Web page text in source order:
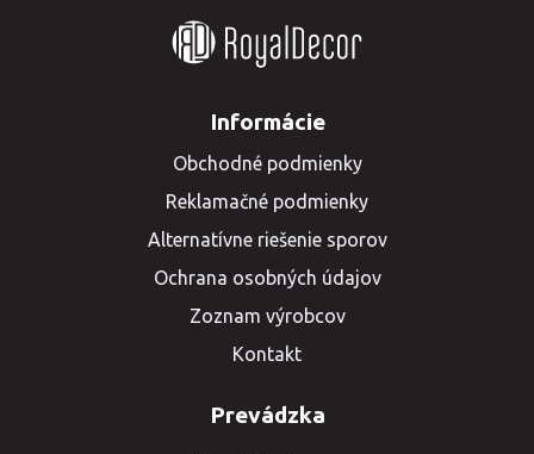
Informácie
Obchodné podmienky
Reklamačné podmienky
Alternatívne riešenie sporov
Ochrana osobných údajov
Zoznam výrobcov
Kontakt
Prevádzka